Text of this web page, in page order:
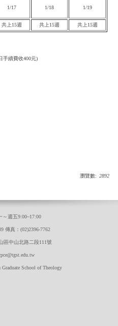
1/17 1/18 1/19
共上15週 共上15週 共上15週
手續費收400元)
瀏覽數: 2892
～週五9:00~17:00
傳真：(02)2396-7762
區中山北路二段111號
School of Theology